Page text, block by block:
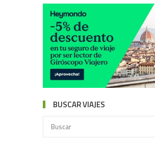
BUSCAR VIAJES